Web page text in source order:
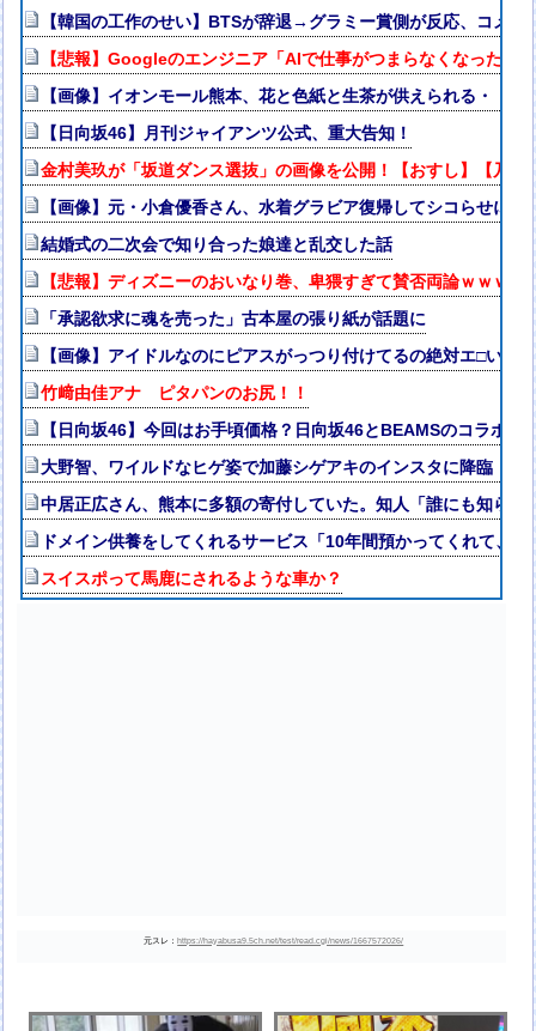
【韓国の工作のせい】BTSが辞退→グラミー賞側が反応、コメ
【悲報】Googleのエンジニア「AIで仕事がつまらなくなった」
【画像】イオンモール熊本、花と色紙と生茶が供えられる・・・
【日向坂46】月刊ジャイアンツ公式、重大告知！
金村美玖が「坂道ダンス選抜」の画像を公開！【おすし】【乃木
【画像】元・小倉優香さん、水着グラビア復帰してシコらせにく
結婚式の二次会で知り合った娘達と乱交した話
【悲報】ディズニーのおいなり巻、卑猥すぎて賛否両論ｗｗｗｗ
「承認欲求に魂を売った」古本屋の張り紙が話題に
【画像】アイドルなのにピアスがっつり付けてるの絶対エ□いｗ
竹﨑由佳アナ ピタパンのお尻！！
【日向坂46】今回はお手頃価格？日向坂46とBEAMSのコラボが
大野智、ワイルドなヒゲ姿で加藤シゲアキのインスタに降臨！本
中居正広さん、熊本に多額の寄付していた。知人「誰にも知られ
ドメイン供養をしてくれるサービス「10年間預かってくれて、
スイスポって馬鹿にされるような車か？
元スレ： https://hayabusa9.5ch.net/test/read.cgi/news/1667572026/